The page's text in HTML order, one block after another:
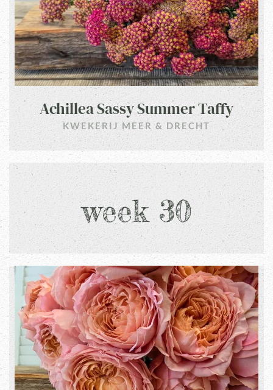
Achillea Sassy Summer Taffy
KWEKERIJ MEER & DRECHT
week 30